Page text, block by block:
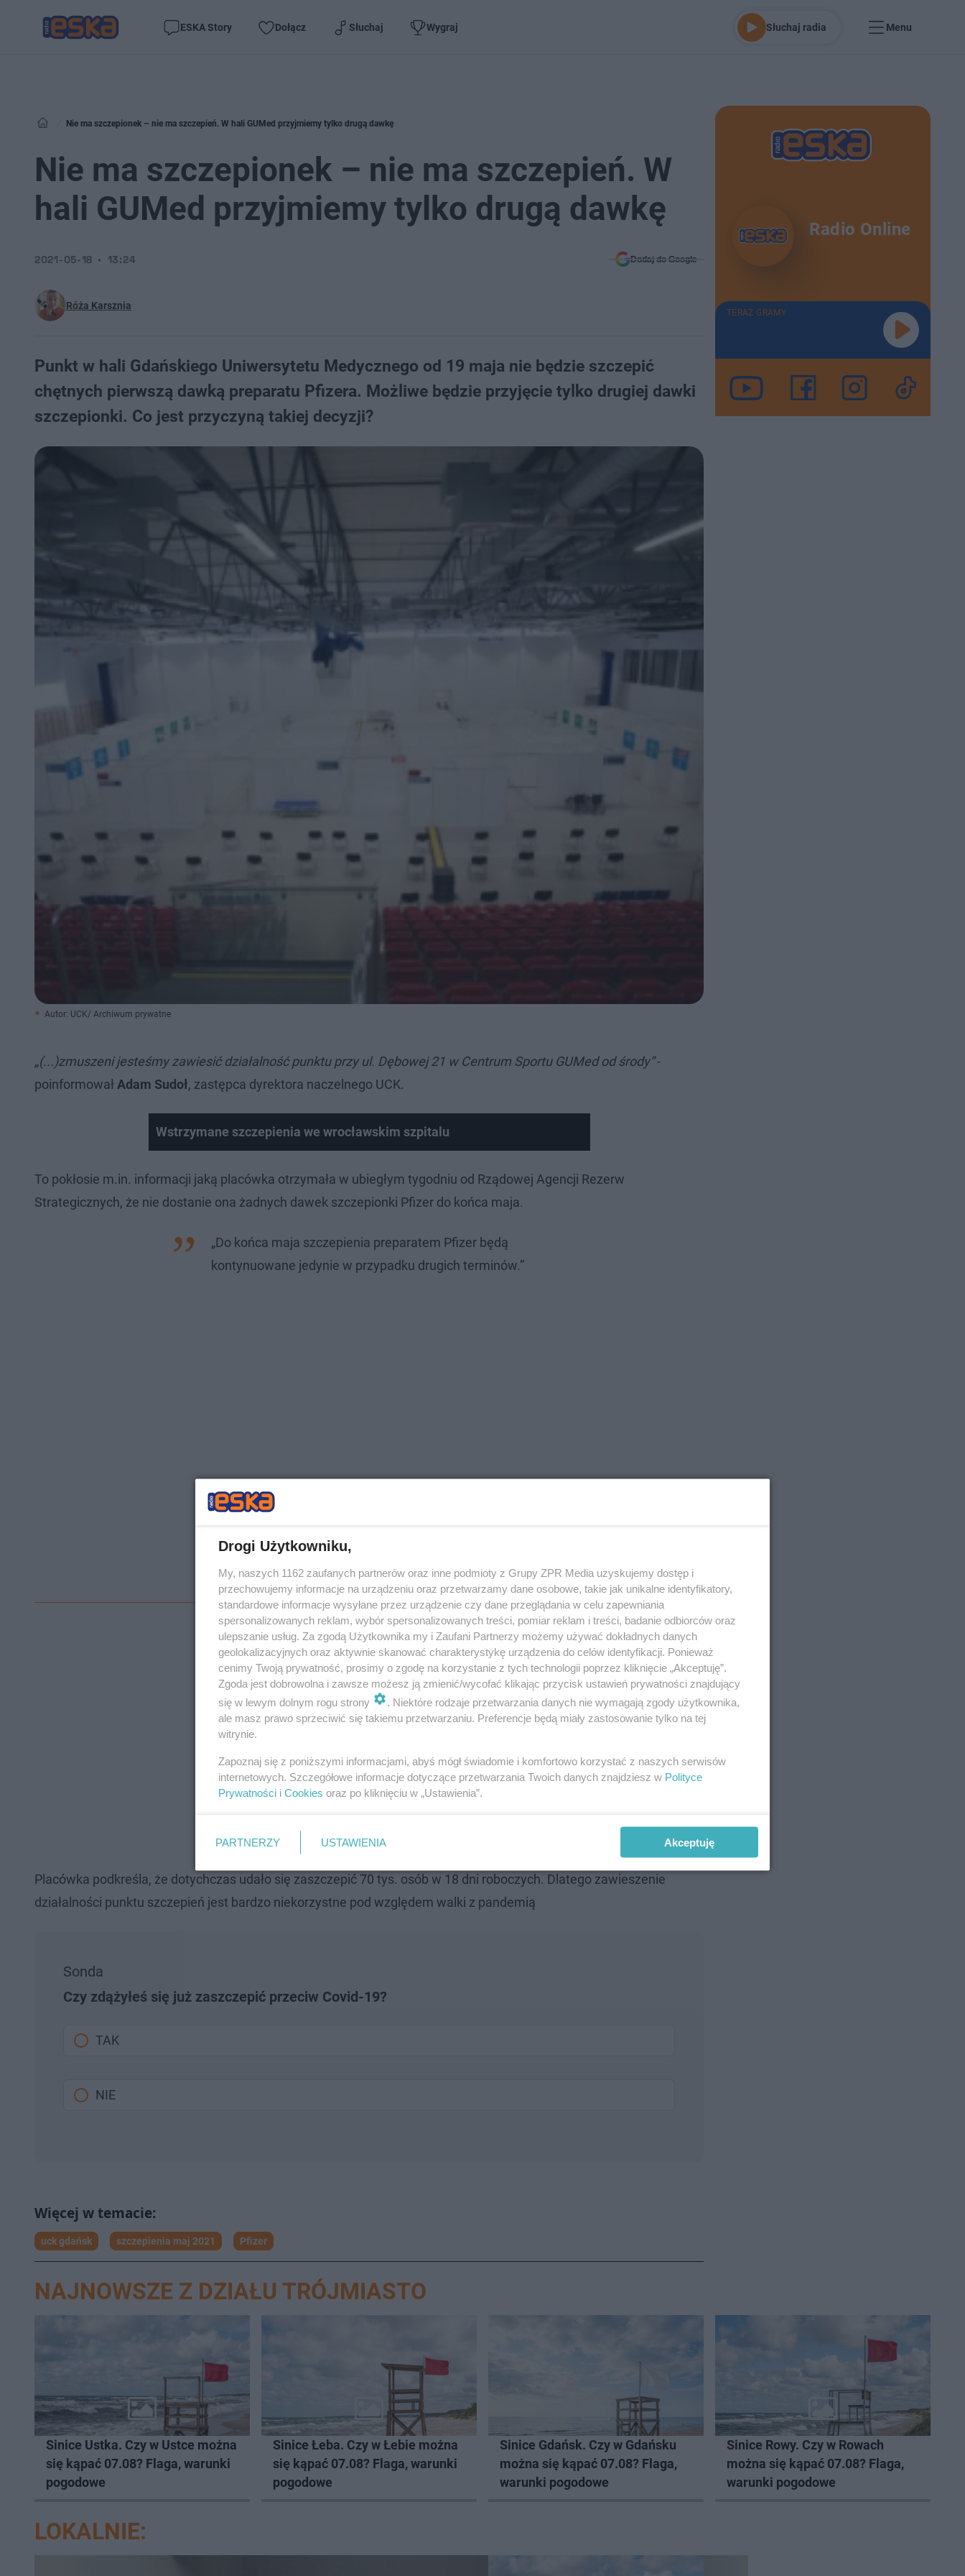
ESKA Story Dołącz Słuchaj Wygraj Słuchaj radia Menu
Nie ma szczepionek – nie ma szczepień. W hali GUMed przyjmiemy tylko drugą dawkę
Nie ma szczepionek – nie ma szczepień. W
hali GUMed przyjmiemy tylko drugą dawkę
Róża Karsznia
2021-05-18 13:24 Dodaj do Google
Punkt w hali Gdańskiego Uniwersytetu Medycznego od 19 maja nie będzie szczepić
chętnych pierwszą dawką preparatu Pfizera. Możliwe będzie przyjęcie tylko drugiej dawki
szczepionki. Co jest przyczyną takiej decyzji?
Autor: UCK/ Archiwum prywatne
„(...)zmuszeni jesteśmy zawiesić działalność punktu przy ul. Dębowej 21 w Centrum Sportu GUMed od środy”-
poinformował Adam Sudoł, zastępca dyrektora naczelnego UCK.
Wstrzymane szczepienia we wrocławskim szpitalu
To pokłosie m.in. informacji jaką placówka otrzymała w ubiegłym tygodniu od Rządowej Agencji Rezerw
Strategicznych, że nie dostanie ona żadnych dawek szczepionki Pfizer do końca maja.
„Do końca maja szczepienia preparatem Pfizer będą
kontynuowane jedynie w przypadku drugich terminów.”
ROZWIŃ
Placówka podkreśla, że dotychczas udało się zaszczepić 70 tys. osób w 18 dni roboczych. Dlatego zawieszenie
działalności punktu szczepień jest bardzo niekorzystne pod względem walki z pandemią
Sonda
Czy zdążyłeś się już zaszczepić przeciw Covid-19?
TAK
NIE
uck gdańsk szczepienia maj 2021 Pfizer
Radio Online
TERAZ GRAMY
NAJNOWSZE Z DZIAŁU TRÓJMIASTO
Sinice Ustka. Czy w Ustce można
się kąpać 07.08? Flaga, warunki
pogodowe
Sinice Łeba. Czy w Łebie można
się kąpać 07.08? Flaga, warunki
pogodowe
Sinice Gdańsk. Czy w Gdańsku
można się kąpać 07.08? Flaga,
warunki pogodowe
Sinice Rowy. Czy w Rowach
można się kąpać 07.08? Flaga,
warunki pogodowe
LOKALNIE:
Drogi Użytkowniku,
My, naszych 1162 zaufanych partnerów oraz inne podmioty z Grupy ZPR Media uzyskujemy dostęp i
przechowujemy informacje na urządzeniu oraz przetwarzamy dane osobowe, takie jak unikalne identyfikatory,
standardowe informacje wysyłane przez urządzenie czy dane przeglądania w celu zapewniania
spersonalizowanych reklam, wybór spersonalizowanych treści, pomiar reklam i treści, badanie odbiorców oraz
ulepszanie usług. Za zgodą Użytkownika my i Zaufani Partnerzy możemy używać dokładnych danych
geolokalizacyjnych oraz aktywnie skanować charakterystykę urządzenia do celów identyfikacji. Ponieważ
cenimy Twoją prywatność, prosimy o zgodę na korzystanie z tych technologii poprzez kliknięcie „Akceptuję”.
Zgoda jest dobrowolna i zawsze możesz ją zmienić/wycofać klikając przycisk ustawień prywatności znajdujący
się w lewym dolnym rogu strony
. Niektóre rodzaje przetwarzania danych nie wymagają zgody użytkownika,
ale masz prawo sprzeciwić się takiemu przetwarzaniu. Preferencje będą miały zastosowanie tylko na tej
witrynie.
Zapoznaj się z poniższymi informacjami, abyś mógł świadomie i komfortowo korzystać z naszych serwisów
internetowych. Szczegółowe informacje dotyczące przetwarzania Twoich danych znajdziesz w Polityce
Prywatności i Cookies oraz po kliknięciu w „Ustawienia”.
PARTNERZY USTAWIENIA Akceptuję